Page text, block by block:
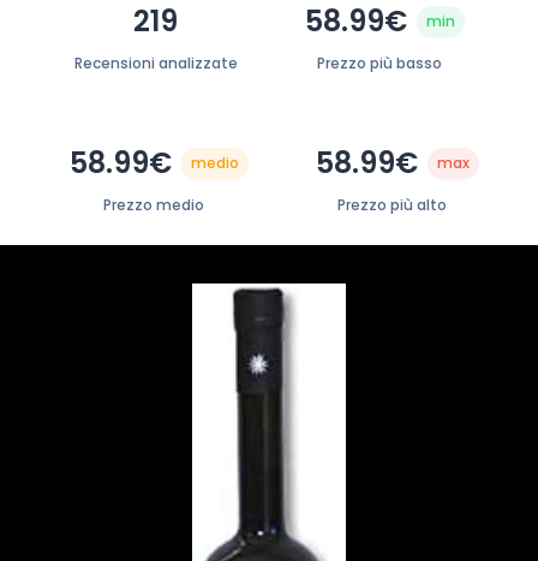
219
Recensioni analizzate
58.99€ min
Prezzo più basso
58.99€ medio
Prezzo medio
58.99€ max
Prezzo più alto